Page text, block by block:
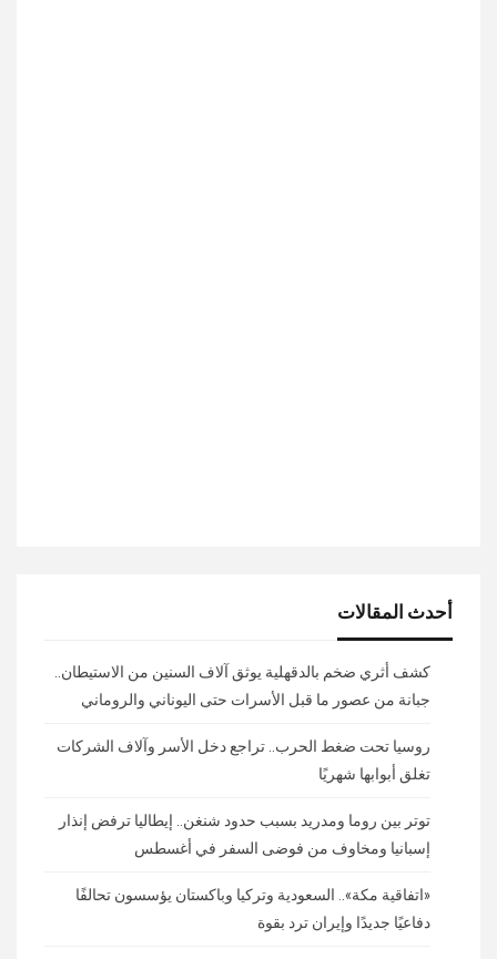
أحدث المقالات
كشف أثري ضخم بالدقهلية يوثق آلاف السنين من الاستيطان..
جبانة من عصور ما قبل الأسرات حتى اليوناني والروماني
روسيا تحت ضغط الحرب.. تراجع دخل الأسر وآلاف الشركات
تغلق أبوابها شهريًا
توتر بين روما ومدريد بسبب حدود شنغن.. إيطاليا ترفض إنذار
إسبانيا ومخاوف من فوضى السفر في أغسطس
«اتفاقية مكة».. السعودية وتركيا وباكستان يؤسسون تحالفًا
دفاعيًا جديدًا وإيران ترد بقوة